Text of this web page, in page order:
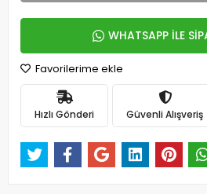
WHATSAPP İLE
Favorilerime ekle
Hızlı Gönderi Güvenli Alışveriş